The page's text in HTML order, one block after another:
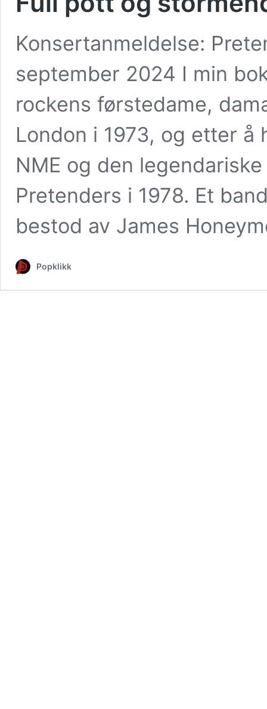
Konsertanmeldelse:
september 2024 I min
rockens førstedame,
London i 1973, og etter
NME og den
Pretenders i 1978. Et
bestod av James
Popklikk